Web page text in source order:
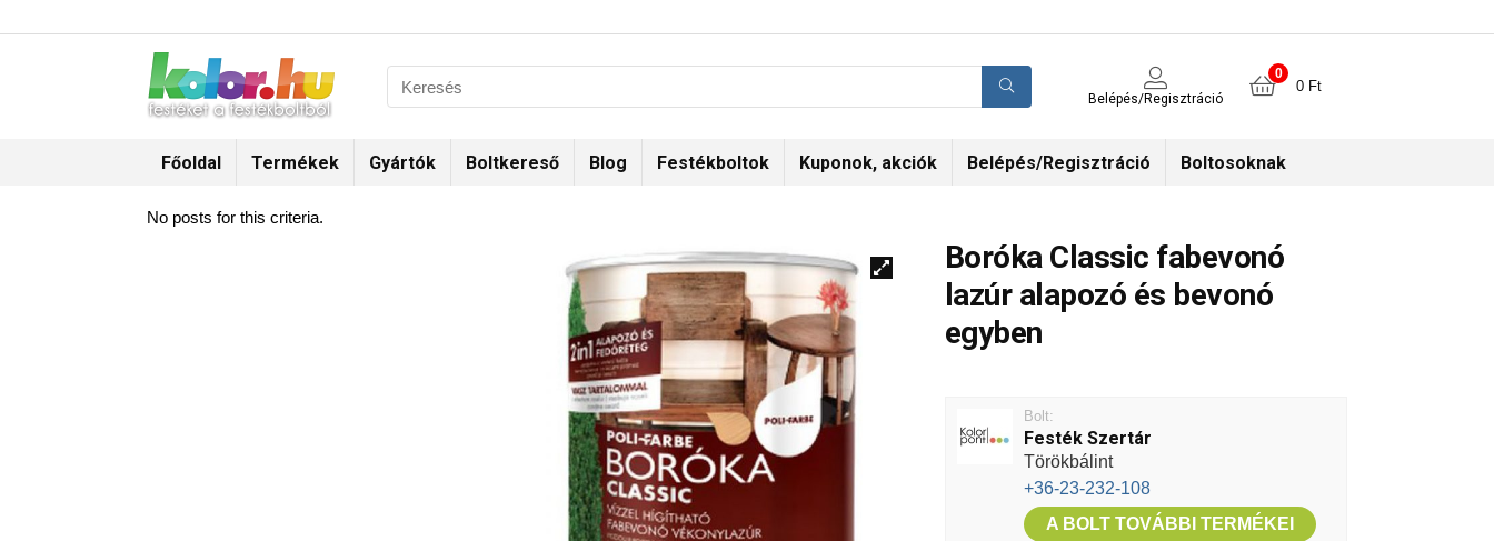
Belépés/Regisztráció
0
0 Ft
Főoldal Termékek Gyártók Boltkereső Blog Festékboltok Kuponok, akciók Belépés/Regisztráció Boltosoknak
Boróka Classic fabevonó
lazúr alapozó és bevonó
egyben
Bolt:
Festék Szertár
Törökbálint
+36-23-232-108
A BOLT TOVÁBBI TERMÉKEI
No posts for this criteria.